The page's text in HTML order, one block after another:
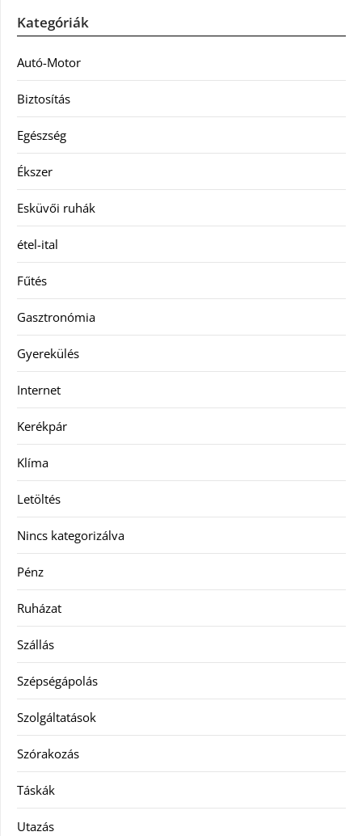
Kategóriák
Autó-Motor
Biztosítás
Egészség
Ékszer
Esküvői ruhák
étel-ital
Fűtés
Gasztronómia
Gyerekülés
Internet
Kerékpár
Klíma
Letöltés
Nincs kategorizálva
Pénz
Ruházat
Szállás
Szépségápolás
Szolgáltatások
Szórakozás
Táskák
Utazás